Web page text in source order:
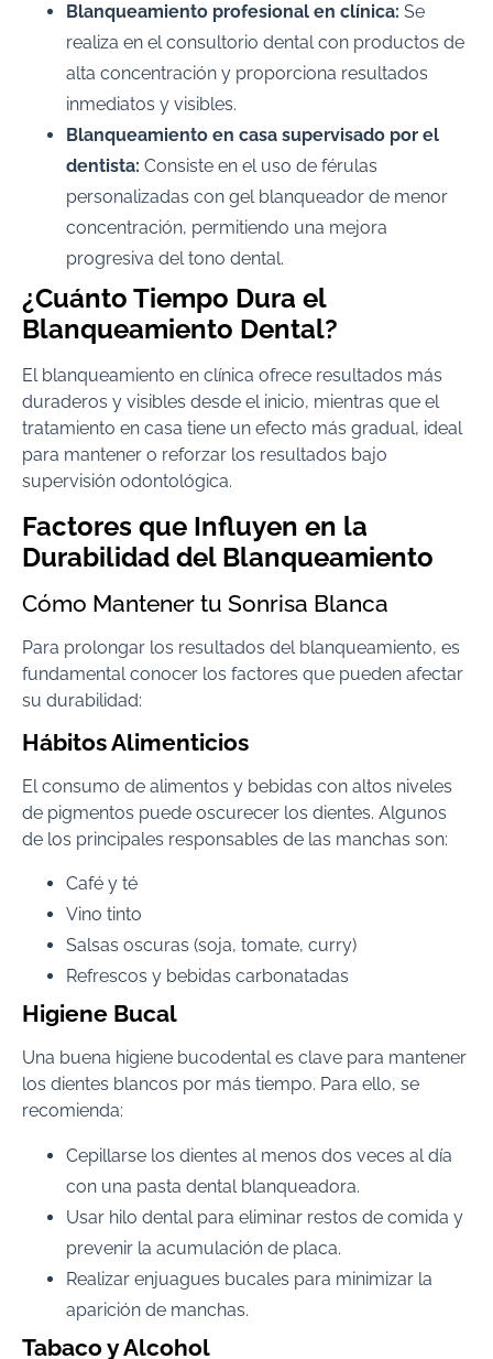
Blanqueamiento profesional en clínica: Se
realiza en el consultorio dental con productos de
alta concentración y proporciona resultados
inmediatos y visibles.
Blanqueamiento en casa supervisado por el
dentista: Consiste en el uso de férulas
personalizadas con gel blanqueador de menor
concentración, permitiendo una mejora
progresiva del tono dental.
¿Cuánto Tiempo Dura el
Blanqueamiento Dental?
El blanqueamiento en clínica ofrece resultados más
duraderos y visibles desde el inicio, mientras que el
tratamiento en casa tiene un efecto más gradual, ideal
para mantener o reforzar los resultados bajo
supervisión odontológica.
Factores que Influyen en la
Durabilidad del Blanqueamiento
Cómo Mantener tu Sonrisa Blanca
Para prolongar los resultados del blanqueamiento, es
fundamental conocer los factores que pueden afectar
su durabilidad:
Hábitos Alimenticios
El consumo de alimentos y bebidas con altos niveles
de pigmentos puede oscurecer los dientes. Algunos
de los principales responsables de las manchas son:
Café y té
Vino tinto
Salsas oscuras (soja, tomate, curry)
Refrescos y bebidas carbonatadas
Higiene Bucal
Una buena higiene bucodental es clave para mantener
los dientes blancos por más tiempo. Para ello, se
recomienda:
Cepillarse los dientes al menos dos veces al día
con una pasta dental blanqueadora.
Usar hilo dental para eliminar restos de comida y
prevenir la acumulación de placa.
Realizar enjuagues bucales para minimizar la
aparición de manchas.
Tabaco y Alcohol